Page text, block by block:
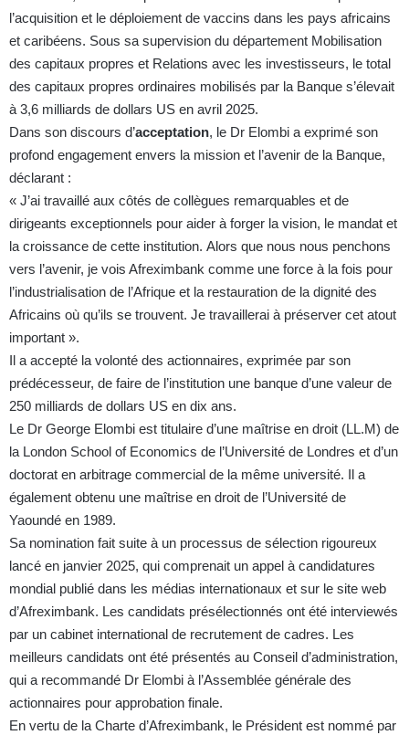
l’acquisition et le déploiement de vaccins dans les pays africains
et caribéens. Sous sa supervision du département Mobilisation
des capitaux propres et Relations avec les investisseurs, le total
des capitaux propres ordinaires mobilisés par la Banque s’élevait
à 3,6 milliards de dollars US en avril 2025.
Dans son discours d’acceptation, le Dr Elombi a exprimé son
profond engagement envers la mission et l’avenir de la Banque,
déclarant :
« J’ai travaillé aux côtés de collègues remarquables et de
dirigeants exceptionnels pour aider à forger la vision, le mandat et
la croissance de cette institution. Alors que nous nous penchons
vers l’avenir, je vois Afreximbank comme une force à la fois pour
l’industrialisation de l’Afrique et la restauration de la dignité des
Africains où qu’ils se trouvent. Je travaillerai à préserver cet atout
important ».
Il a accepté la volonté des actionnaires, exprimée par son
prédécesseur, de faire de l’institution une banque d’une valeur de
250 milliards de dollars US en dix ans.
Le Dr George Elombi est titulaire d’une maîtrise en droit (LL.M) de
la London School of Economics de l’Université de Londres et d’un
doctorat en arbitrage commercial de la même université. Il a
également obtenu une maîtrise en droit de l’Université de
Yaoundé en 1989.
Sa nomination fait suite à un processus de sélection rigoureux
lancé en janvier 2025, qui comprenait un appel à candidatures
mondial publié dans les médias internationaux et sur le site web
d’Afreximbank. Les candidats présélectionnés ont été interviewés
par un cabinet international de recrutement de cadres. Les
meilleurs candidats ont été présentés au Conseil d’administration,
qui a recommandé Dr Elombi à l’Assemblée générale des
actionnaires pour approbation finale.
En vertu de la Charte d’Afreximbank, le Président est nommé par